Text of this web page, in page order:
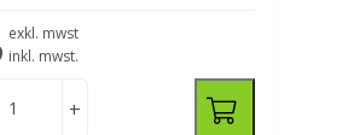
exkl. mwst
inkl. mwst.
+